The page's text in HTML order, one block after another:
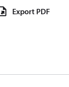
Export PDF